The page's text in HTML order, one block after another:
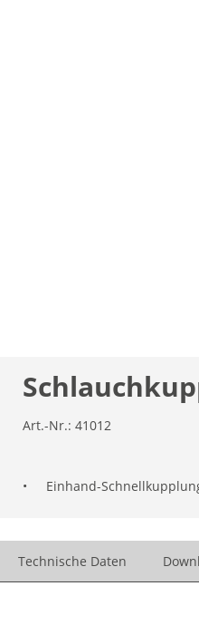
Art.-Nr.: 41012
• Einhand-
Technische Daten